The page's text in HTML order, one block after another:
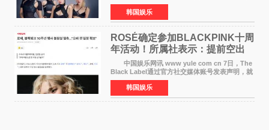
动将由智秀、ROS&Eacute;、JENNIE出席，
LISA将缺席。 此前BLACKPINK所属社YG并
未为组合出道十周年做
韩国娱乐
ROSÉ确定参加BLACKPINK十周
年活动！所属社表示：提前空出
了时间
中国娱乐网讯 www yule com cn 7日，The
Black Label通过官方社交媒体账号发表声明，就
近期网络上关于ROS&Eacute;个人行程及是否参
加BLACKPINK出道纪念活动的种种猜测作出正
式回应。 Th
韩国娱乐